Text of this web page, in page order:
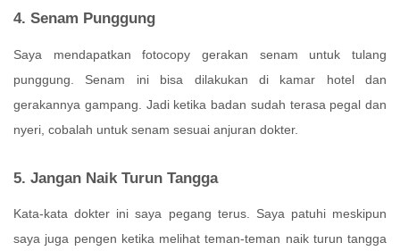
4. Senam Punggung
Saya mendapatkan fotocopy gerakan senam untuk tulang
punggung. Senam ini bisa dilakukan di kamar hotel dan
gerakannya gampang. Jadi ketika badan sudah terasa pegal dan
nyeri, cobalah untuk senam sesuai anjuran dokter.
5. Jangan Naik Turun Tangga
Kata-kata dokter ini saya pegang terus. Saya patuhi meskipun
saya juga pengen ketika melihat teman-teman naik turun tangga